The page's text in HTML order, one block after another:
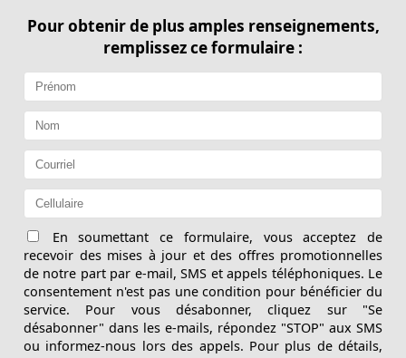
Pour obtenir de plus amples renseignements,
remplissez ce formulaire :
En soumettant ce formulaire, vous acceptez de
recevoir des mises à jour et des offres promotionnelles
de notre part par e-mail, SMS et appels téléphoniques. Le
consentement n'est pas une condition pour bénéficier du
service. Pour vous désabonner, cliquez sur "Se
désabonner" dans les e-mails, répondez "STOP" aux SMS
ou informez-nous lors des appels. Pour plus de détails,